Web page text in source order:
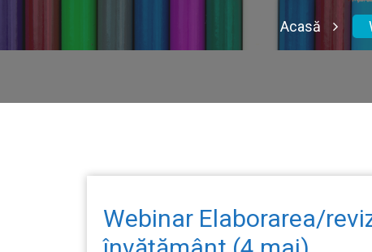
Acasă
Webinar Elaborarea/